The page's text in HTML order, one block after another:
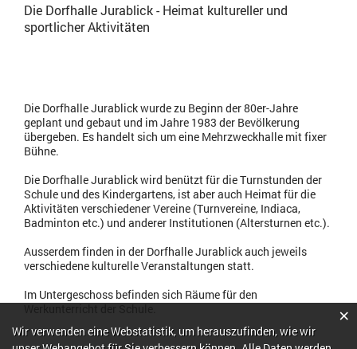
Die Dorfhalle Jurablick - Heimat kultureller und
sportlicher Aktivitäten
Die Dorfhalle Jurablick wurde zu Beginn der 80er-Jahre
geplant und gebaut und im Jahre 1983 der Bevölkerung
übergeben. Es handelt sich um eine Mehrzweckhalle mit fixer
Bühne.
Die Dorfhalle Jurablick wird benützt für die Turnstunden der
Schule und des Kindergartens, ist aber auch Heimat für die
Aktivitäten verschiedener Vereine (Turnvereine, Indiaca,
Badminton etc.) und anderer Institutionen (Altersturnen etc.).
Ausserdem finden in der Dorfhalle Jurablick auch jeweils
verschiedene kulturelle Veranstaltungen statt.
Im Untergeschoss befinden sich Räume für den
Webstatistik
Wir verwenden eine Webstatistik, um herauszufinden, wie wir
×